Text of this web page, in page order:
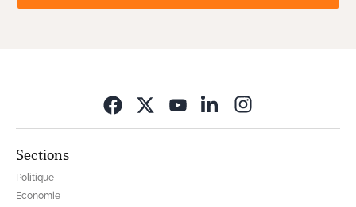
Sections
Politique
Economie